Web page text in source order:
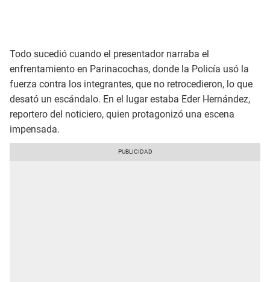
Todo sucedió cuando el presentador narraba el
enfrentamiento en Parinacochas, donde la Policía usó la
fuerza contra los integrantes, que no retrocedieron, lo que
desató un escándalo. En el lugar estaba Eder Hernández,
reportero del noticiero, quien protagonizó una escena
impensada.